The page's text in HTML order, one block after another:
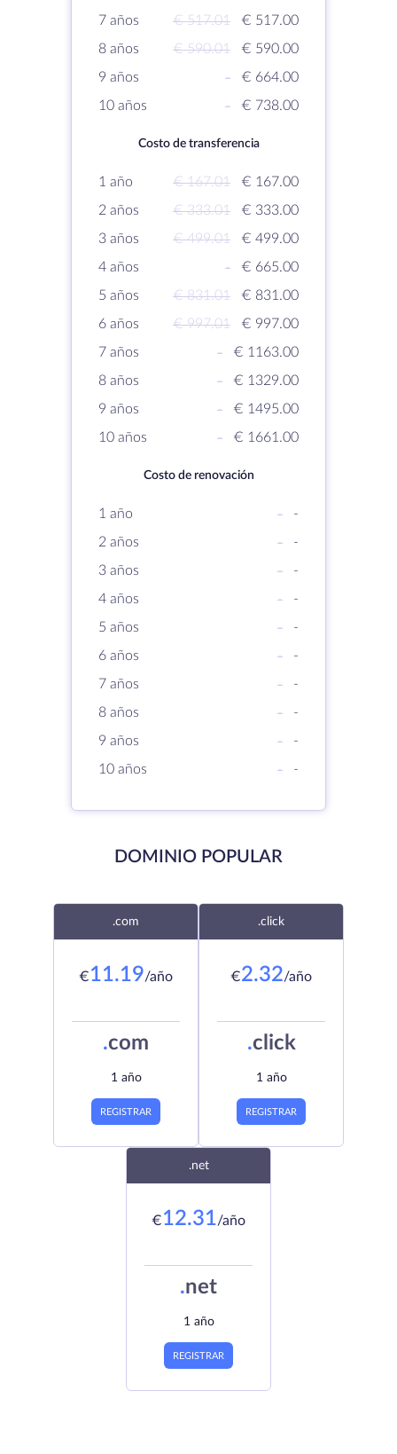
7 años
€ 517.01
€ 517.00
8 años
€ 590.01
€ 590.00
9 años
-
€ 664.00
10 años
- € 738.00
Costo de transferencia
1 año € 167.01
€ 167.00
2 años
€ 333.01
€ 333.00
3 años
€ 499.01
€ 499.00
4 años
-
€ 665.00
5 años
€ 831.01
€ 831.00
6 años
€ 997.01
€ 997.00
7 años
-
€ 1163.00
8 años
-
€ 1329.00
9 años
-
€ 1495.00
10 años
- € 1661.00
Costo de renovación
1 año -
-
2 años
-
-
3 años
-
-
4 años
-
-
5 años
-
-
6 años
-
-
7 años
-
-
8 años
-
-
9 años
-
-
10 años
- -
DOMINIO POPULAR
.com
€11.19/año
.com
1 año
REGISTRAR
.click
€2.32/año
.click
1 año
REGISTRAR
.net
€12.31/año
.net
1 año
REGISTRAR